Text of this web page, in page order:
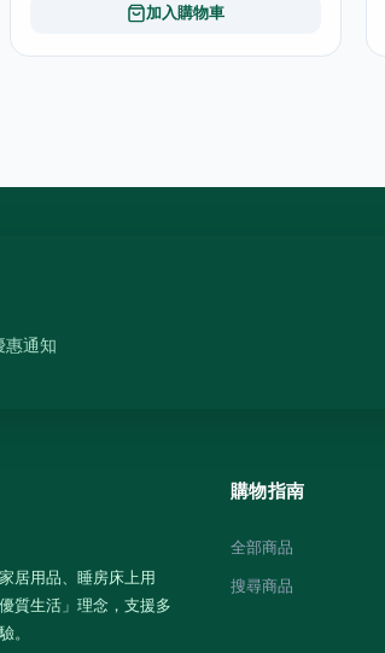
加入購物車
惠通知
居用品、睡房床上用
質生活」理念，支援多
。
購物指南
全部商品
搜尋商品